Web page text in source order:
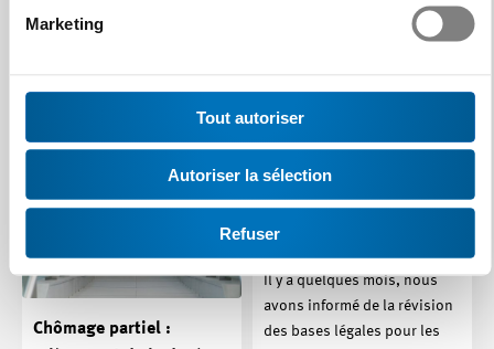
Marketing
Tout autoriser
Autoriser la sélection
Refuser
Article | 19.01.2026
Révision du fonds de
Il y a quelques mois, nous
avons informé de la révision
des bases légales pour les
Chômage partiel :